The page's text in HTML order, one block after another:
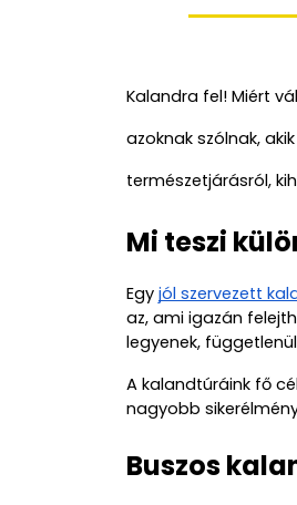
Kalandra fel! Miért
azoknak szólnak,
természetjárásról,
Mi teszi
Egy jól szervezett
az, ami igazán
legyenek,
A kalandtúráink fő
nagyobb
Buszos